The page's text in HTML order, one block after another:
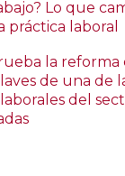
Lo que
práctica laboral
la
de una de
del